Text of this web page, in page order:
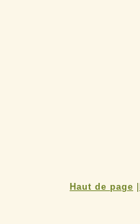
Haut de page